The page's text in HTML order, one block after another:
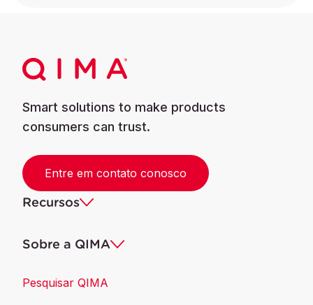
Smart solutions to make products
consumers can trust.
Entre em contato conosco
Recursos
Sobre a QIMA
Pesquisar QIMA